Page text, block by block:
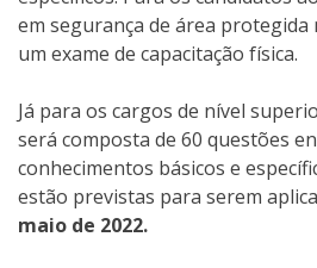
em segurança de área protegida
um exame de capacitação física.
Já para os cargos de nível
será composta de 60 questões
conhecimentos básicos e
estão previstas para serem
maio de 2022.